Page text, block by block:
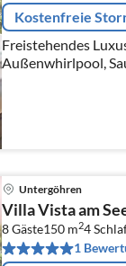
Kostenfreie
Freistehendes
Außenwhirlpool,
Haustiere sind
Herz für Kinder !!
Untergöhren
Villa Vista am
8 Gäste150 m24
1